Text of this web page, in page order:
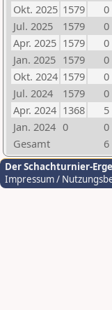
Okt. 2025 1579 0
Jul. 2025
1579 0
Apr. 2025 1579 0
Jan. 2025 1579 0
Okt. 2024 1579 0
Jul. 2024
1579 0
Apr. 2024 1368 5
Jan. 2024 0 0
Gesamt
6
Der Schachturnier-
Impressum /